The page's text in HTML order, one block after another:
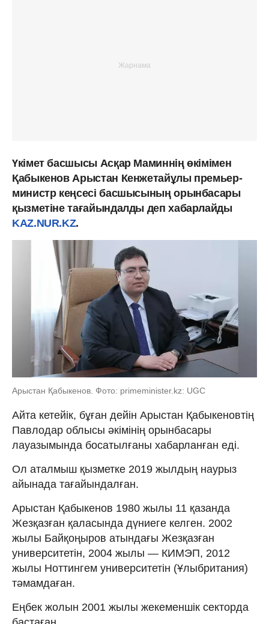
Үкімет басшысы Асқар Маминнің өкімімен
Қабыкенов Арыстан Кенжетайұлы премьер-
министр кеңсесі басшысының орынбасары
қызметіне тағайындалды деп хабарлайды
KAZ.NUR.KZ.
Арыстан Қабыкенов. Фото: primeminister.kz: UGC
Айта кетейік, бұған дейін Арыстан Қабыкеновтің
Павлодар облысы әкімінің орынбасары
лауазымында босатылғаны хабарланған еді.
Ол аталмыш қызметке 2019 жылдың наурыз
айынада тағайындалған.
Арыстан Қабыкенов 1980 жылы 11 қазанда
Жезқазған қаласында дүниеге келген. 2002
жылы Байқоңыров атындағы Жезқазған
университетін, 2004 жылы — КИМЭП, 2012
жылы Ноттингем университетін (Ұлыбритания)
тәмамдаған.
Еңбек жолын 2001 жылы жекеменшік секторда